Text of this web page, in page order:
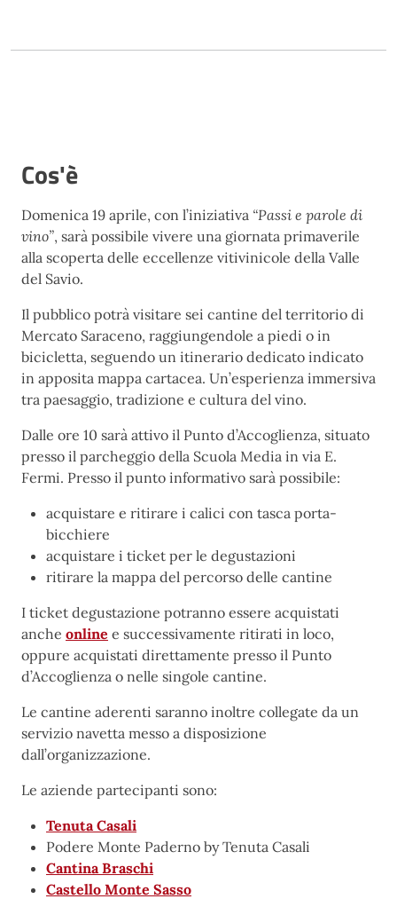
Cos'è
Domenica 19 aprile, con l’iniziativa “Passi e parole di
vino”, sarà possibile vivere una giornata primaverile
alla scoperta delle eccellenze vitivinicole della Valle
del Savio.
Il pubblico potrà visitare sei cantine del territorio di
Mercato Saraceno, raggiungendole a piedi o in
bicicletta, seguendo un itinerario dedicato indicato
in apposita mappa cartacea. Un’esperienza immersiva
tra paesaggio, tradizione e cultura del vino.
Dalle ore 10 sarà attivo il Punto d’Accoglienza, situato
presso il parcheggio della Scuola Media in via E.
Fermi. Presso il punto informativo sarà possibile:
acquistare e ritirare i calici con tasca porta-
bicchiere
acquistare i ticket per le degustazioni
ritirare la mappa del percorso delle cantine
I ticket degustazione potranno essere acquistati
anche online e successivamente ritirati in loco,
oppure acquistati direttamente presso il Punto
d’Accoglienza o nelle singole cantine.
Le cantine aderenti saranno inoltre collegate da un
servizio navetta messo a disposizione
dall’organizzazione.
Le aziende partecipanti sono:
Tenuta Casali
Podere Monte Paderno by Tenuta Casali
Cantina Braschi
Castello Monte Sasso